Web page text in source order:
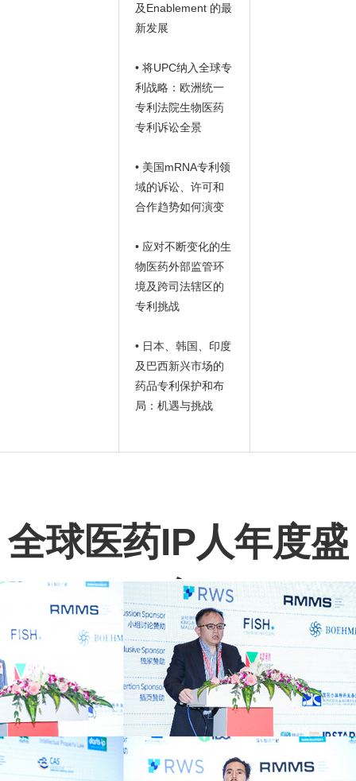
及Enablement 的最
新发展
• 将UPC纳入全球专
利战略：欧洲统一
专利法院生物医药
专利诉讼全景
• 美国mRNA专利领
域的诉讼、许可和
合作趋势如何演变
• 应对不断变化的生
物医药外部监管环
境及跨司法辖区的
专利挑战
• 日本、韩国、印度
及巴西新兴市场的
药品专利保护和布
局：机遇与挑战
全球医药IP人年度盛
会